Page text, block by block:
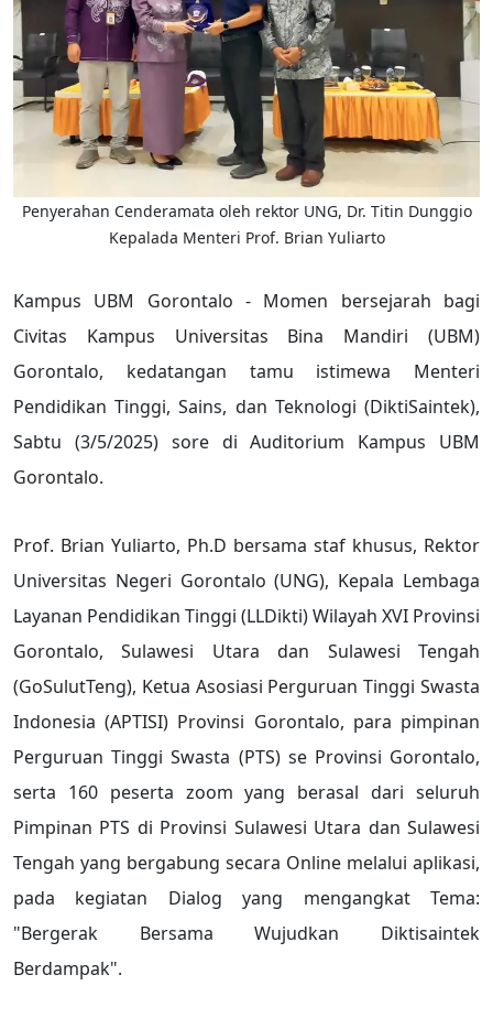
Penyerahan Cenderamata oleh rektor UNG, Dr. Titin Dunggio
Kepalada Menteri Prof. Brian Yuliarto
Kampus UBM Gorontalo - Momen bersejarah bagi
Civitas Kampus Universitas Bina Mandiri (UBM)
Gorontalo, kedatangan tamu istimewa Menteri
Pendidikan Tinggi, Sains, dan Teknologi (DiktiSaintek),
Sabtu (3/5/2025) sore di Auditorium Kampus UBM
Gorontalo.
Prof. Brian Yuliarto, Ph.D bersama staf khusus, Rektor
Universitas Negeri Gorontalo (UNG), Kepala Lembaga
Layanan Pendidikan Tinggi (LLDikti) Wilayah XVI Provinsi
Gorontalo, Sulawesi Utara dan Sulawesi Tengah
(GoSulutTeng), Ketua Asosiasi Perguruan Tinggi Swasta
Indonesia (APTISI) Provinsi Gorontalo, para pimpinan
Perguruan Tinggi Swasta (PTS) se Provinsi Gorontalo,
serta 160 peserta zoom yang berasal dari seluruh
Pimpinan PTS di Provinsi Sulawesi Utara dan Sulawesi
Tengah yang bergabung secara Online melalui aplikasi,
pada kegiatan Dialog yang mengangkat Tema:
"Bergerak Bersama Wujudkan Diktisaintek
Berdampak".